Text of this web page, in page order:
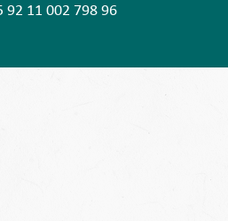
92 11 002 798 96